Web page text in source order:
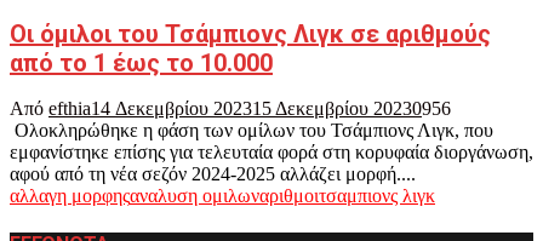
Οι όμιλοι του Τσάμπιονς Λιγκ σε αριθμούς
από το 1 έως το 10.000
Από efthia14 Δεκεμβρίου 202315 Δεκεμβρίου 20230956
Ολοκληρώθηκε η φάση των ομίλων του Τσάμπιονς Λιγκ, που
εμφανίστηκε επίσης για τελευταία φορά στη κορυφαία διοργάνωση,
αφού από τη νέα σεζόν 2024-2025 αλλάζει μορφή....
αλλαγη μορφηςαναλυση ομιλωναριθμοιτσαμπιονς λιγκ